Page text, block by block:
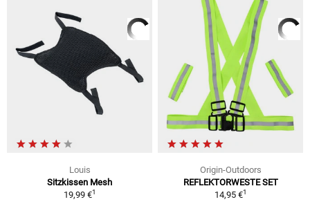
Louis
Sitzkissen Mesh
19,99 €1
Origin-Outdoors
REFLEKTORWESTE SET
14,95 €1